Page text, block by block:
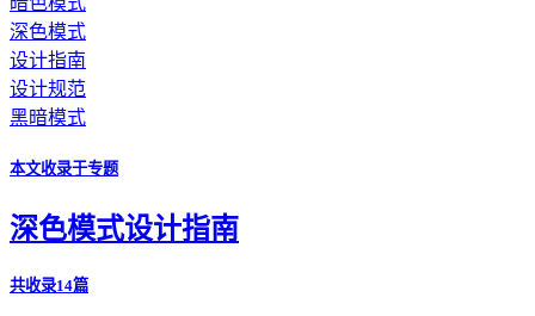
深色模式
设计指南
设计规范
黑暗模式
本文收录于专题
深色模式设计指南
共收录14篇